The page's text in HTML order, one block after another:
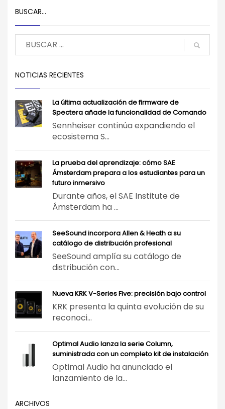
BUSCAR…
NOTICIAS RECIENTES
La última actualización de firmware de
Spectera añade la funcionalidad de Comando
Sennheiser continúa expandiendo el
ecosistema S...
La prueba del aprendizaje: cómo SAE
Ámsterdam prepara a los estudiantes para un
futuro inmersivo
Durante años, el SAE Institute de
Ámsterdam ha ...
SeeSound incorpora Allen & Heath a su
catálogo de distribución profesional
SeeSound amplía su catálogo de
distribución con...
Nueva KRK V-Series Five: precisión bajo control
KRK presenta la quinta evolución de su
reconoci...
Optimal Audio lanza la serie Column,
suministrada con un completo kit de instalación
Optimal Audio ha anunciado el
lanzamiento de la...
ARCHIVOS